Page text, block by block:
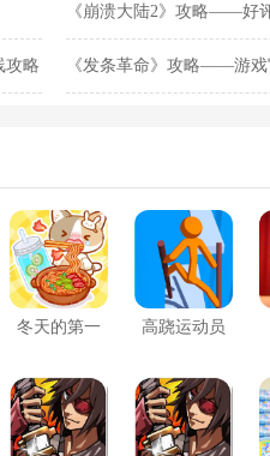
一名
《崩溃大陆2》攻略——好
攻略 《发条革命》攻略——游戏
冬天的第一 高跷运动员